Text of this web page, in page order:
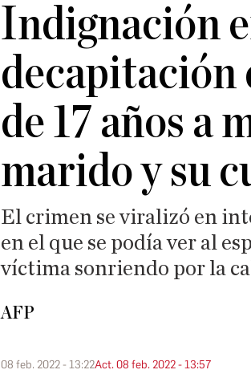
Indignación
decapitación
de 17 años a
marido y su
El crimen se viralizó en
en el que se podía ver al
víctima sonriendo por la
AFP
08 feb. 2022 - 13:22Act. 08 feb. 2022 - 13:57